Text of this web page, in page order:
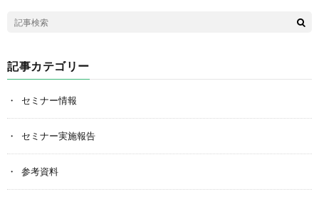
記事カテゴリー
セミナー情報
セミナー実施報告
参考資料